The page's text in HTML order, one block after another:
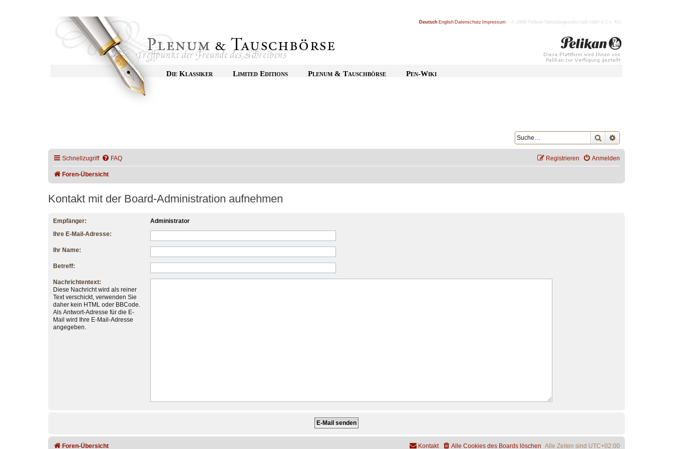
Deutsch English Datenschutz Impressum | © 2009 Pelikan Vertriebsgesellschaft mbH & Co. KG
Die Klassiker Limited Editions Plenum & Tauschbörse Pen-Wiki
Suche
Schnellzugriff FAQ Anmelden
Registrieren
Foren-Übersicht
Kontakt mit der Board-Administration aufnehmen
Empfänger:
Administrator
Ihre E-Mail-Adresse:
Ihr Name:
Betreff:
Nachrichtentext:
Diese Nachricht wird als reiner
Text verschickt, verwenden Sie
daher kein HTML oder BBCode.
Als Antwort-Adresse für die E-
Mail wird Ihre E-Mail-Adresse
angegeben.
Foren-Übersicht Alle Zeiten sind UTC+02:00
Alle Cookies des Boards löschen
Kontakt